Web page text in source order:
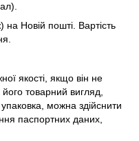
Новій пошті. Вартість
якості, якщо він не
товарний вигляд,
можна здійснити
паспортних даних,